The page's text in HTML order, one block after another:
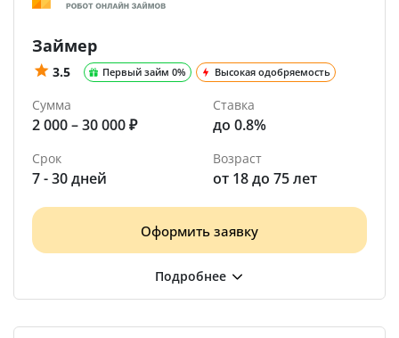
Займер
3.5 Первый займ 0% Высокая одобряемость
Сумма
2 000 – 30 000 ₽
Ставка
до 0.8%
Срок
7 - 30 дней
Возраст
от 18 до 75 лет
Оформить заявку